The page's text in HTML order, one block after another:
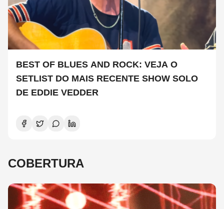
BEST OF BLUES AND ROCK: VEJA O
SETLIST DO MAIS RECENTE SHOW SOLO
DE EDDIE VEDDER
COBERTURA